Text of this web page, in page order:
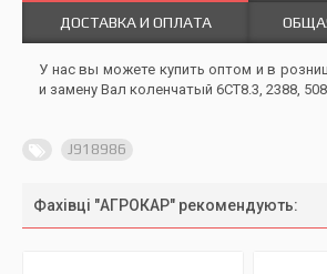
ДОСТАВКА И ОПЛАТА
У нас вы можете купить оптом и в
и замену Вал коленчатый 6СТ8.3, 2388,
J918986
Фахівці "АГРОКАР" рекомендують: